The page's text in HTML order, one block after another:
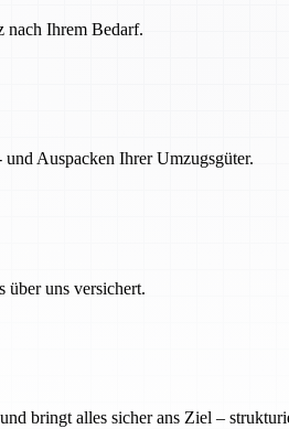
nach Ihrem Bedarf.
Auspacken Ihrer Umzugsgüter.
über uns versichert.
bringt alles sicher ans Ziel –